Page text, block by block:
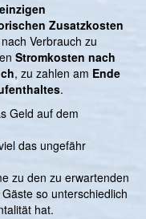
einzigen
Zusatzkosten
Verbrauch zu
Stromkosten nach
, zu zahlen am Ende
.
Geld auf dem
das ungefähr
zu den zu erwartenden
so unterschiedlich
hat.